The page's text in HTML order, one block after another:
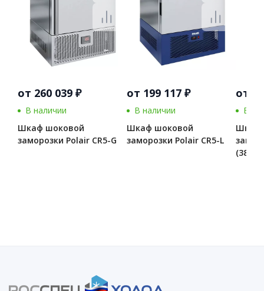
от 260 039 ₽
В наличии
Шкаф шоковой
заморозки Polair CR5-G
от 199 117 ₽
В наличии
Шкаф шоковой
заморозки Polair CR5-L
от
В
Шкаф
(380 V)